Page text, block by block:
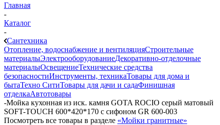
Главная
-
Каталог
-
Сантехника
Отопление, водоснабжение и вентиляцияСтроительные
материалыЭлектрооборудованиеДекоративно-отделочные
материалыОсвещениеТехнические средства
безопасностиИнструменты, техникаТовары для дома и
бытаТехно СитиТовары для дачи и садаФинишная
отделкаАвтотовары
-Мойка кухонная из иск. камня GOTA ROCIO серый матовый
SOFT-TOUCH 600*420*170 с сифоном GR 600-003
Посмотреть все товары в разделе «Мойки гранитные»